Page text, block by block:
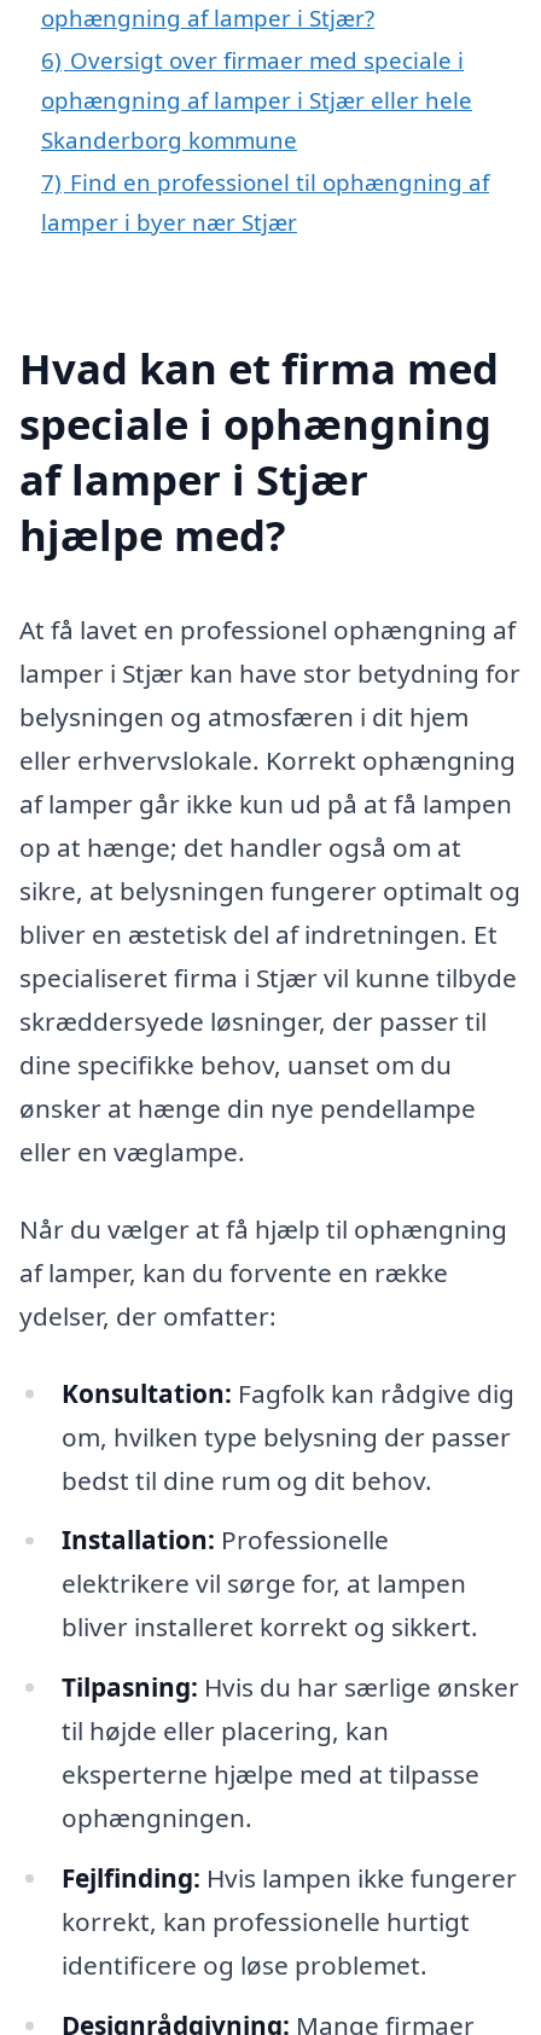
ophængning af lamper i Stjær?
6) Oversigt over firmaer med speciale i
ophængning af lamper i Stjær eller hele
Skanderborg kommune
7) Find en professionel til ophængning af
lamper i byer nær Stjær
Hvad kan et firma med
speciale i ophængning
af lamper i Stjær
hjælpe med?
At få lavet en professionel ophængning af
lamper i Stjær kan have stor betydning for
belysningen og atmosfæren i dit hjem
eller erhvervslokale. Korrekt ophængning
af lamper går ikke kun ud på at få lampen
op at hænge; det handler også om at
sikre, at belysningen fungerer optimalt og
bliver en æstetisk del af indretningen. Et
specialiseret firma i Stjær vil kunne tilbyde
skræddersyede løsninger, der passer til
dine specifikke behov, uanset om du
ønsker at hænge din nye pendellampe
eller en væglampe.
Når du vælger at få hjælp til ophængning
af lamper, kan du forvente en række
ydelser, der omfatter:
Konsultation: Fagfolk kan rådgive dig
om, hvilken type belysning der passer
bedst til dine rum og dit behov.
Installation: Professionelle
elektrikere vil sørge for, at lampen
bliver installeret korrekt og sikkert.
Tilpasning: Hvis du har særlige ønsker
til højde eller placering, kan
eksperterne hjælpe med at tilpasse
ophængningen.
Fejlfinding: Hvis lampen ikke fungerer
korrekt, kan professionelle hurtigt
identificere og løse problemet.
Designrådgivning: Mange firmaer